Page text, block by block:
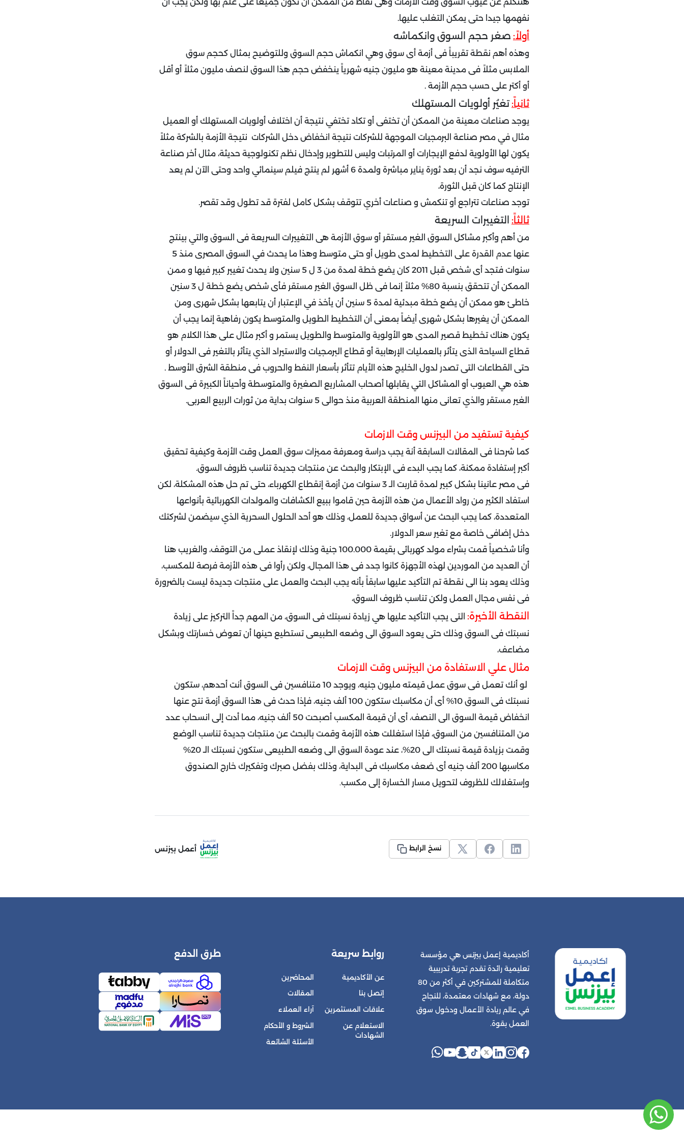
نفهمها جيدا حتى يمكن التغلب عليها.
أولاً: صغر حجم السوق وانكماشه
وهذه أهم نقطة تقريباً فى أزمة أى سوق وهي انكماش حجم السوق وللتوضيح بمثال كحجم سوق
الملابس مثلاً فى مدينة معينة هو مليون جنيه شهرياً ينخفض حجم هذا السوق لنصف مليون مثلاً أو أقل
أو أكتر على حسب حجم الأزمة .
ثانياً: تغيُر أولويات المستهلك
يوجد صناعات معينة من الممكن أن تختفى أو تكاد تختفي نتيجة أن اختلاف أولويات المستهلك أو العميل
مثال في مصر صناعة البرمجيات الموجهة للشركات نتيجة انخفاض دخل الشركات نتيجة الأزمة بالشركة مثلاً
يكون لها الأولوية لدفع الإيجارات أو المرتبات وليس للتطوير وإدخال نظم تكنولوجية حديثة، مثال أخر صناعة
الترفيه سوف نجد أن بعد ثورة يناير مباشرة ولمدة 6 أشهر لم ينتج فيلم سينمائي واحد وحتى الآن لم يعد
الإنتاج كما كان قبل الثورة،
توجد صناعات تتراجع أو تنكمش و صناعات أخري تتوقف بشكل كامل لفترة قد تطول وقد تقصر.
ثالثاً: التغييرات السريعة
من أهم وأكبر مشاكل السوق الغير مستقر أو سوق الأزمة هى التغييرات السريعة فى السوق والتي بينتج
عنها عدم القدرة على التخطيط لمدى طويل أو حتى متوسط وهذا ما يحدث في السوق المصرى منذ 5
سنوات فتجد أى شخص قبل 2011 كان يضع خطة لمدة من 3 ل 5 سنين ولا يحدث تغيير كبير فيها و ممن
الممكن أن تتحقق بنسبة 80% مثلاً إنما فى ظل السوق الغير مستقر فأى شخص يضع خطة ل 3 سنين
خاطئ هو ممكن أن يضع خطة مبدئية لمدة 5 سنين أن يأخذ في الإعتبار أن يتابعها بشكل شهرى ومن
الممكن أن يغيرها بشكل شهرى أيضاً بمعنى أن التخطيط الطويل والمتوسط يكون رفاهية إنما يجب أن
يكون هناك تخطيط قصير المدى هو الأولوية والمتوسط والطويل يستمر و أكبر مثال على هذا الكلام هو
قطاع السياحة الذى يتأثر بالعمليات الإرهابية أو قطاع البرمجيات والاستيراد الذي يتأثر بالتغير فى الدولار أو
حتى القطاعات التى تصدر لدول الخليج هذه الأيام تتأثر بأسعار النفط والحروب فى منطقة الشرق الأوسط .
هذه هي العيوب أو المشاكل التي يقابلها أصحاب المشاريع الصغيرة والمتوسطة وأحياناً الكبيرة فى السوق
الغير مستقر والذي تعانى منها المنطقة العربية منذ حوالى 5 سنوات بداية من ثورات الربيع العربى.
كيفية تستفيد من البيزنس وقت الازمات
كما شرحنا فى المقالات السابقة أنة يجب دراسة ومعرفة مميزات سوق العمل وقت الأزمة وكيفية تحقيق
أكبر إستفادة ممكنة، كما يجب البدء فى الإبتكار والبحث عن منتجات جديدة تناسب ظروف السوق.
فى مصر عانينا بشكل كبير لمدة قاربت الـ 3 سنوات من أزمة إنقطاع الكهرباء، حتى تم حل هذه المشكلة، لكن
استفاد الكثير من رواد الأعمال من هذه الأزمة حين قاموا ببيع الكشافات والمولدات الكهربائية بأنواعها
المتعددة، كما يجب البحث عن أسواق جديدة للعمل، وذلك هو أحد الحلول السحرية الذي سيضمن لشركتك
دخل إضافى خاصة مع تغير سعر الدولار.
وأنا شخصياً قمت بشراء مولد كهربائى بقيمة 100.000 جنية وذلك لإنقاذ عملى من التوقف، والغريب هنا
أن العديد من الموردين لهذه الأجهزة كانوا جدد فى هذا المجال، ولكن رأوا فى هذه الأزمة فرصة للمكسب،
وذلك يعود بنا الى نقطة تم التأكيد عليها سابقاً بأنه يجب البحث والعمل على منتجات جديدة ليست بالضرورة
فى نفس مجال العمل ولكن تناسب ظروف السوق،
النقطة الأخيرة: التى يجب التأكيد عليها هي زيادة نسبتك فى السوق، من المهم جداً التركيز على زيادة
نسبتك فى السوق وذلك حتى يعود السوق الى وضعه الطبيعى تستطيع حينها أن تعوض خسارتك وبشكل
مضاعف،
مثال علي الاستفادة من البيزنس وقت الازمات
لو أنك تعمل فى سوق عمل قيمته مليون جنيه، ويوجد 10 متنافسين فى السوق أنت أحدهم، ستكون
نسبتك فى السوق 10% أى أن مكاسبك ستكون 100 ألف جنيه، فإذا حدث فى هذا السوق أزمة نتج عنها
انخفاض قيمة السوق الى النصف، أى أن قيمة المكسب أصبحت 50 ألف جنيه، مما أدت إلى انسحاب عدد
من المتنافسين من السوق، فإذا استغللت هذه الأزمة وقمت بالبحث عن منتجات جديدة تناسب الوضع
وقمت بزيادة قيمة نسبتك الى 20%، عند عودة السوق الى وضعه الطبيعى ستكون نسبتك الـ 20%
مكاسبها 200 ألف جنيه أى ضعف مكاسبك فى البداية، وذلك بفضل صبرك وتفكيرك خارج الصندوق
وإستغلالك للظروف لتحويل مسار الخسارة إلى مكسب.
نسخ الرابط أعمل بيزنس
أكاديمية إعمل بيزنس هي مؤسسة
تعليمية رائدة تقدم تجربة تدريبية
متكاملة للمشتركين في أكثر من 80
دولة، مع شهادات معتمدة، للنجاح
في عالم ريادة الأعمال ودخول سوق
العمل بقوة.
روابط سريعة
عن الأكاديمية
إتصل بنا
علاقات المستثمرين
الاستعلام عن
الشهادات
المحاضرين
المقالات
آراء العملاء
الشروط و الأحكام
الأسئلة الشائعة
طرق الدفع